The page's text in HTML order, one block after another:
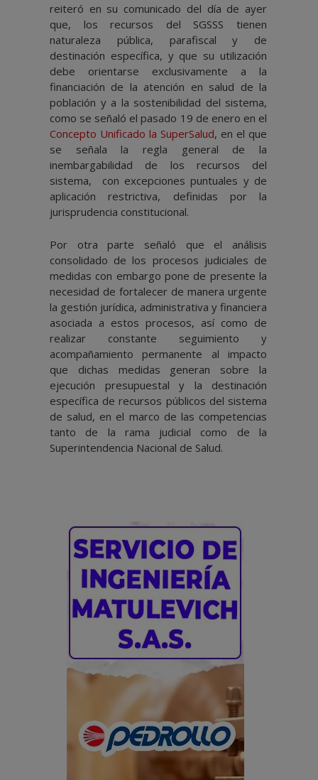
reiteró en su comunicado del día de ayer
que, los recursos del SGSSS tienen
naturaleza pública, parafiscal y de
destinación específica, y que su utilización
debe orientarse exclusivamente a la
financiación de la atención en salud de la
población y a la sostenibilidad del sistema,
como se señaló el pasado 19 de enero en el
Concepto Unificado la SuperSalud, en el que
se señala la regla general de la
inembargabilidad de los recursos del
sistema, con excepciones puntuales y de
aplicación restrictiva, definidas por la
jurisprudencia constitucional.
Por otra parte señaló que el análisis
consolidado de los procesos judiciales de
medidas con embargo pone de presente la
necesidad de fortalecer de manera urgente
la gestión jurídica, administrativa y financiera
asociada a estos procesos, así como de
realizar constante seguimiento y
acompañamiento permanente al impacto
que dichas medidas generan sobre la
ejecución presupuestal y la destinación
específica de recursos públicos del sistema
de salud, en el marco de las competencias
tanto de la rama judicial como de la
Superintendencia Nacional de Salud.